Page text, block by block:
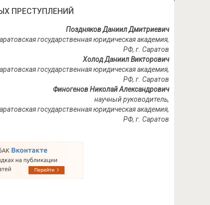
ПРЕСТУПЛЕНИЙ
Поздняков Даниил Дмитриевич
государственная юридическая академия,
РФ, г. Саратов
Холод Даниил Викторович
государственная юридическая академия,
РФ, г. Саратов
Финогенов Николай Александрович
научный руководитель,
государственная юридическая академия,
РФ, г. Саратов